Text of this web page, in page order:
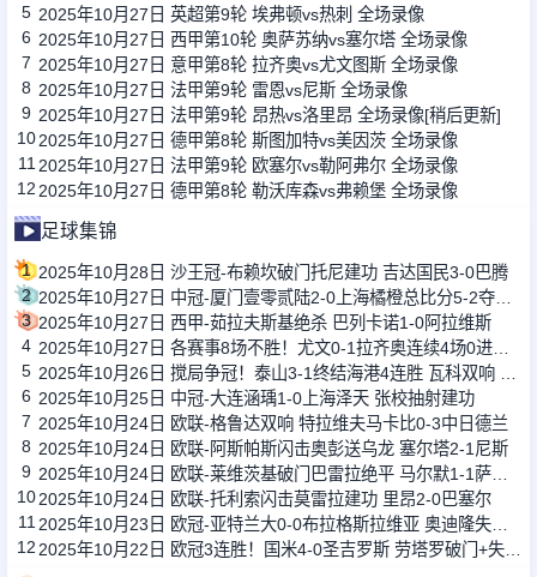
5 2025年10月27日 英超第9轮 埃弗顿vs热刺 全场录像
6 2025年10月27日 西甲第10轮 奥萨苏纳vs塞尔塔 全场录像
7 2025年10月27日 意甲第8轮 拉齐奥vs尤文图斯 全场录像
8 2025年10月27日 法甲第9轮 雷恩vs尼斯 全场录像
9 2025年10月27日 法甲第9轮 昂热vs洛里昂 全场录像[稍后更新]
102025年10月27日 德甲第8轮 斯图加特vs美因茨 全场录像
11 2025年10月27日 法甲第9轮 欧塞尔vs勒阿弗尔 全场录像
12 2025年10月27日 德甲第8轮 勒沃库森vs弗赖堡 全场录像
足球集锦
1 2025年10月28日 沙王冠-布赖坎破门托尼建功 吉达国民3-0巴腾
2
3 2025年10月27日 西甲-茹拉夫斯基绝杀 巴列卡诺1-0阿拉维斯
4
5
6 2025年10月25日 中冠-大连涵瑀1-0上海泽天 张校抽射建功
7 2025年10月24日 欧联-格鲁达双响 特拉维夫马卡比0-3中日德兰
8 2025年10月24日 欧联-阿斯帕斯闪击奥彭送乌龙 塞尔塔2-1尼斯
9
102025年10月24日 欧联-托利索闪击莫雷拉建功 里昂2-0巴塞尔
11
12